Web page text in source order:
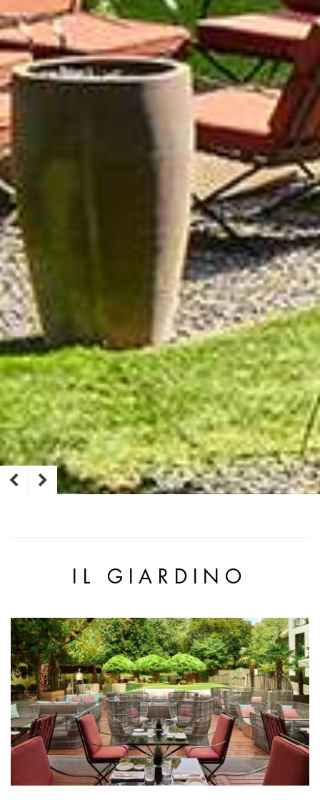
IL GIARDINO